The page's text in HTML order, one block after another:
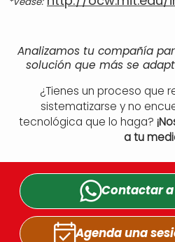
Analizamos tu compañía
solución que más se
¿Tienes un proceso que
sistematizarse y no
tecnológica que lo haga?
a tu
Contactar
Agenda una